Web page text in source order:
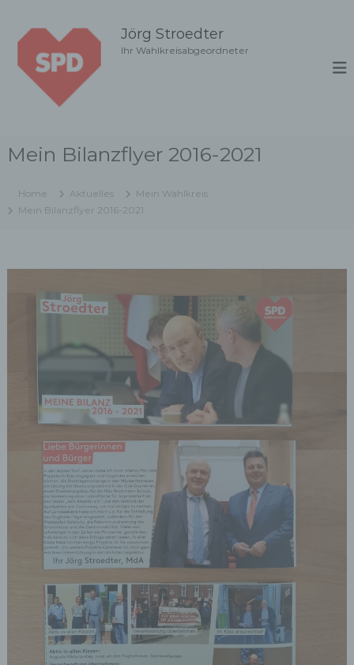
Jörg Stroedter
Ihr Wahlkreisabgeordneter
Mein Bilanzflyer 2016-2021
Home Aktuelles
Mein Wahlkreis
Mein Bilanzflyer 2016-2021